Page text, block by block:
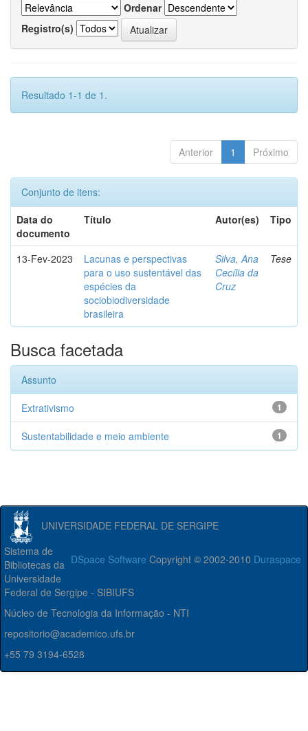
Ordenar
Registro(s)
Resultado 1-1 de 1.
Anterior 1 Próximo
Conjunto de itens:
Data do
documento
Título Autor(es) Tipo
13-Fev-2023
Lacunas e perspectivas
para o uso sustentável das
espécies da
sociobiodiversidade
brasileira
Silva, Ana
Cecília da
Cruz
Tese
Busca facetada
Assunto
1
Extrativismo
1
Sustentabilidade e meio ambiente
UNIVERSIDADE FEDERAL DE SERGIPE
DSpace Software Copyright © 2002-2010 Duraspace
Sistema de
Bibliotecas da
Universidade
Federal de Sergipe - SIBIUFS
Núcleo de Tecnologia da Informação - NTI
repositorio@academico.ufs.br
+55 79 3194-6528